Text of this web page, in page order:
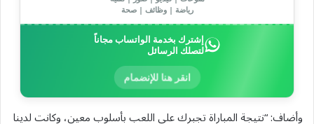
رياضة | وظائف | صحة
إشترك بخدمة الواتساب مجاناً
لتصلك الرسائل
انقر هنا للإنضمام
وأضاف: “نتيجة المباراة تجبرك على اللعب بأسلوب معين، وكانت لدينا